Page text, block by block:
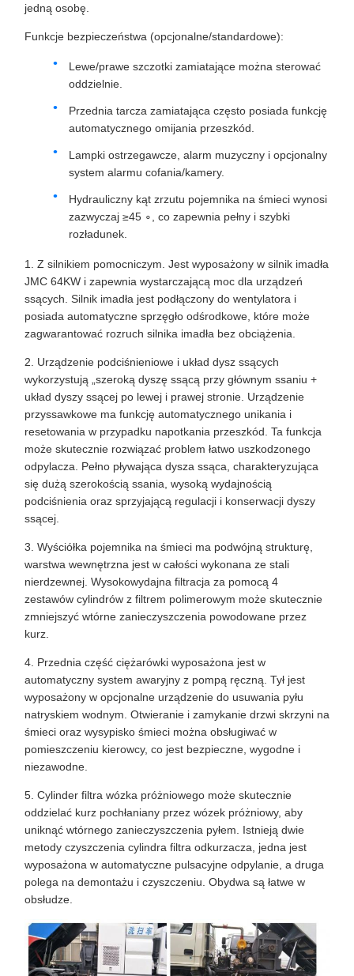
jedną osobę.
Funkcje bezpieczeństwa (opcjonalne/standardowe):
Lewe/prawe szczotki zamiatające można sterować
oddzielnie.
Przednia tarcza zamiatająca często posiada funkcję
automatycznego omijania przeszkód.
Lampki ostrzegawcze, alarm muzyczny i opcjonalny
system alarmu cofania/kamery.
Hydrauliczny kąt zrzutu pojemnika na śmieci wynosi
zazwyczaj ≥45 ∘, co zapewnia pełny i szybki
rozładunek.
1. Z silnikiem pomocniczym. Jest wyposażony w silnik imadła
JMC 64KW i zapewnia wystarczającą moc dla urządzeń
ssących. Silnik imadła jest podłączony do wentylatora i
posiada automatyczne sprzęgło odśrodkowe, które może
zagwarantować rozruch silnika imadła bez obciążenia.
2. Urządzenie podciśnieniowe i układ dysz ssących
wykorzystują „szeroką dyszę ssącą przy głównym ssaniu +
układ dyszy ssącej po lewej i prawej stronie. Urządzenie
przyssawkowe ma funkcję automatycznego unikania i
resetowania w przypadku napotkania przeszkód. Ta funkcja
może skutecznie rozwiązać problem łatwo uszkodzonego
odpylacza. Pełno pływająca dysza ssąca, charakteryzująca
się dużą szerokością ssania, wysoką wydajnością
podciśnienia oraz sprzyjającą regulacji i konserwacji dyszy
ssącej.
3. Wyściółka pojemnika na śmieci ma podwójną strukturę,
warstwa wewnętrzna jest w całości wykonana ze stali
nierdzewnej. Wysokowydajna filtracja za pomocą 4
zestawów cylindrów z filtrem polimerowym może skutecznie
zmniejszyć wtórne zanieczyszczenia powodowane przez
kurz.
4. Przednia część ciężarówki wyposażona jest w
automatyczny system awaryjny z pompą ręczną. Tył jest
wyposażony w opcjonalne urządzenie do usuwania pyłu
natryskiem wodnym. Otwieranie i zamykanie drzwi skrzyni na
śmieci oraz wysypisko śmieci można obsługiwać w
pomieszczeniu kierowcy, co jest bezpieczne, wygodne i
niezawodne.
5. Cylinder filtra wózka próżniowego może skutecznie
oddzielać kurz pochłaniany przez wózek próżniowy, aby
uniknąć wtórnego zanieczyszczenia pyłem. Istnieją dwie
metody czyszczenia cylindra filtra odkurzacza, jedna jest
wyposażona w automatyczne pulsacyjne odpylanie, a druga
polega na demontażu i czyszczeniu. Obydwa są łatwe w
obsłudze.